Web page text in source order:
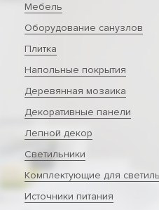
Мебель
Оборудование санузлов
Плитка
Напольные покрытия
Деревянная мозаика
Декоративные панели
Лепной декор
Светильники
Комплектующие для
Источники питания